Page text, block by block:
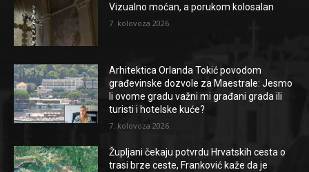
Vizualno moćan, a porukom kolosalan
7. kolovoza 2026.
Arhitektica Orlanda Tokić povodom
građevinske dozvole za Maestrale: Jesmo
li ovome gradu važni mi građani grada ili
turisti i hotelske kuće?
7. kolovoza 2026.
Župljani čekaju potvrdu Hrvatskih cesta o
trasi brze ceste, Franković kaže da je